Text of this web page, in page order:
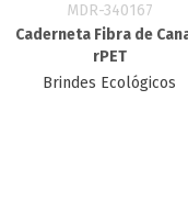
MDR-340167
Caderneta Fibra de
rPET
Brindes Ecológicos